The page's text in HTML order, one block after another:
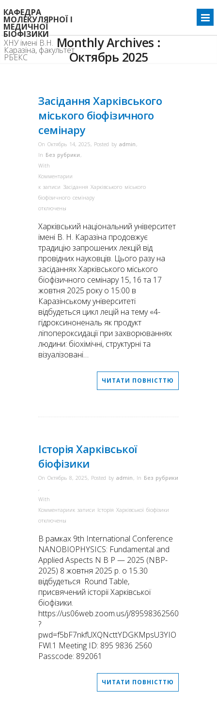
КАФЕДРА
МОЛЕКУЛЯРНОЇ І
МЕДИЧНОЇ
БІОФІЗИКИ
ХНУ імені В.Н.
Каразіна, факультет
РБЕКС
Monthly Archives :
Октябрь 2025
Засідання Харківського
міського біофізичного
семінару
On Октябрь 14, 2025, Posted by admin ,
In Без рубрики ,
With
Комментарии
к записи Засідання Харківського міського
біофізичного семінару
отключены
Харківський національний університет
імені В. Н. Каразіна продовжує
традицію запрошених лекцій від
провідних науковців. Цього разу на
засіданнях Харківського міського
біофізичного семінару 15, 16 та 17
жовтня 2025 року о 15:00 в
Каразінському університеті
відбудеться цикл лецій на тему «4-
гідроксиноненаль як продукт
ліпопероксидації при захворюваннях
людини: біохімічні, структурні та
візуалізовані…
ЧИТАТИ ПОВНІСТТЮ
Історія Харківської
біофізики
On Октябрь 8, 2025, Posted by admin , In Без рубрики
,
With
Комментариик записи Історія Харківської біофізики
отключены
В рамках 9th International Conference
NANOBIOPHYSICS: Fundamental and
Applied Aspects N B P — 2025 (NBP-
2025) 8 жовтня 2025 р. о 15.30
відбудеться Round Table,
присвячений історії Харківської
біофізики.
https://us06web.zoom.us/j/89598362560
?
pwd=f5bF7nkfUXQNcttYDGKMpsU3YIO
FWl.1 Meeting ID: 895 9836 2560
Passcode: 892061
ЧИТАТИ ПОВНІСТТЮ